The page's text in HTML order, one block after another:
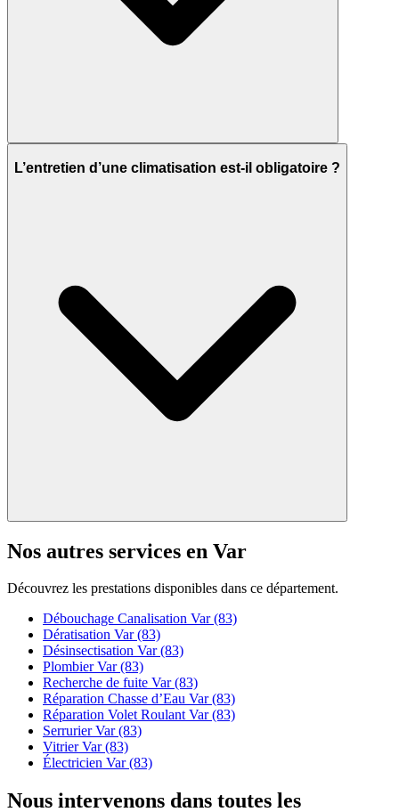
L’entretien d’une climatisation est-il obligatoire ?
Nos autres services en Var
Découvrez les prestations disponibles dans ce département.
Débouchage Canalisation Var (83)
Dératisation Var (83)
Désinsectisation Var (83)
Plombier Var (83)
Recherche de fuite Var (83)
Réparation Chasse d’Eau Var (83)
Réparation Volet Roulant Var (83)
Serrurier Var (83)
Vitrier Var (83)
Électricien Var (83)
Nous intervenons dans toutes les